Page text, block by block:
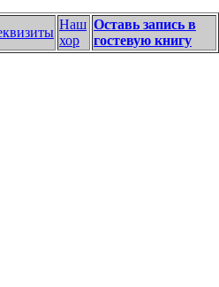
Наш
хор
Оставь запись в
гостевую книгу